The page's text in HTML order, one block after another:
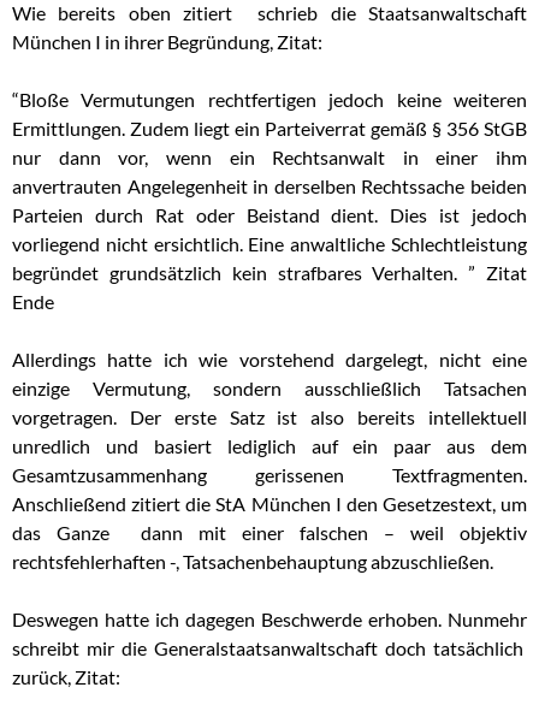
Wie bereits oben zitiert schrieb die Staatsanwaltschaft
München I in ihrer Begründung, Zitat:
“Bloße Vermutungen rechtfertigen jedoch keine weiteren
Ermittlungen. Zudem liegt ein Parteiverrat gemäß § 356 StGB
nur dann vor, wenn ein Rechtsanwalt in einer ihm
anvertrauten Angelegenheit in derselben Rechtssache beiden
Parteien durch Rat oder Beistand dient. Dies ist jedoch
vorliegend nicht ersichtlich. Eine anwaltliche Schlechtleistung
begründet grundsätzlich kein strafbares Verhalten. ” Zitat
Ende
Allerdings hatte ich wie vorstehend dargelegt, nicht eine
einzige Vermutung, sondern ausschließlich Tatsachen
vorgetragen. Der erste Satz ist also bereits intellektuell
unredlich und basiert lediglich auf ein paar aus dem
Gesamtzusammenhang gerissenen Textfragmenten.
Anschließend zitiert die StA München I den Gesetzestext, um
das Ganze dann mit einer falschen – weil objektiv
rechtsfehlerhaften -, Tatsachenbehauptung abzuschließen.
Deswegen hatte ich dagegen Beschwerde erhoben. Nunmehr
schreibt mir die Generalstaatsanwaltschaft doch tatsächlich
zurück, Zitat: